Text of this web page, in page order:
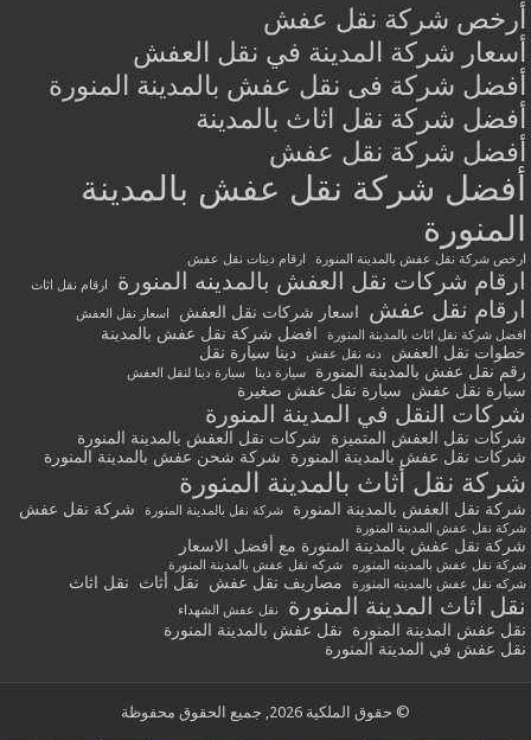
أرخص شركة نقل عفش
أسعار شركة المدينة في نقل العفش
أفضل شركة فى نقل عفش بالمدينة المنورة
أفضل شركة نقل اثاث بالمدينة
أفضل شركة نقل عفش
أفضل شركة نقل عفش بالمدينة
المنورة
ارخص شركة نقل عفش بالمدينة المنورة ارقام دينات نقل عفش
ارقام شركات نقل العفش بالمدينه المنورة ارقام نقل اثاث
ارقام نقل عفش اسعار شركات نقل العفش
اسعار نقل العفش
افضل شركة نقل اثاث بالمدينة المنورة
افضل شركة نقل عفش بالمدينة
خطوات نقل العفش
دنه نقل عفش
دينا سيارة نقل
رقم نقل عفش بالمدينة المنورة
سيارة دينا سيارة دينا لنقل العفش
سيارة نقل عفش سيارة نقل عفش صغيرة
شركات النقل في المدينة المنورة
شركات نقل العفش المتميزة
شركات نقل العفش بالمدينة المنورة
شركات نقل عفش بالمدينة المنورة
شركة شحن عفش بالمدينة المنورة
شركة نقل أثاث بالمدينة المنورة
شركة نقل العفش بالمدينة المنورة شركة نقل بالمدينة المنورة شركة نقل عفش
شركة نقل عفش المدينة المنورة
شركة نقل عفش بالمدينة المنورة مع أفضل الاسعار
شركة نقل عفش بالمدينه المنوره
شركه نقل عفش بالمدينة المنورة
شركه نقل عفش بالمدينه المنورة
مصاريف نقل عفش نقل أثاث نقل اثاث
نقل اثاث المدينة المنورة نقل عفش الشهداء
نقل عفش المدينة المنورة
نقل عفش بالمدينة المنورة
نقل عفش في المدينة المنورة
© حقوق الملكية 2026, جميع الحقوق محفوظة